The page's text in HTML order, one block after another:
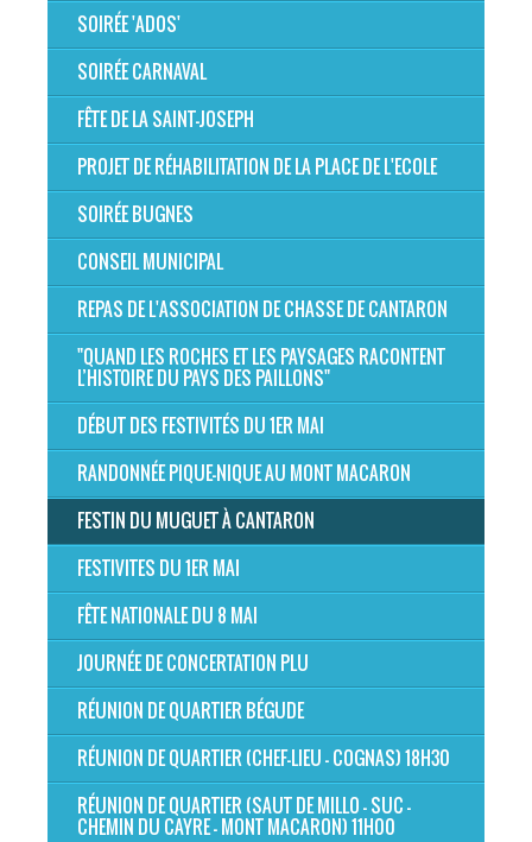
SOIRÉE 'ADOS'
SOIRÉE CARNAVAL
FÊTE DE LA SAINT-JOSEPH
PROJET DE RÉHABILITATION DE LA PLACE DE L'ECOLE
SOIRÉE BUGNES
CONSEIL MUNICIPAL
REPAS DE L'ASSOCIATION DE CHASSE DE CANTARON
"QUAND LES ROCHES ET LES PAYSAGES RACONTENT
L’HISTOIRE DU PAYS DES PAILLONS"
DÉBUT DES FESTIVITÉS DU 1ER MAI
RANDONNÉE PIQUE-NIQUE AU MONT MACARON
FESTIN DU MUGUET À CANTARON
FESTIVITES DU 1ER MAI
FÊTE NATIONALE DU 8 MAI
JOURNÉE DE CONCERTATION PLU
RÉUNION DE QUARTIER BÉGUDE
RÉUNION DE QUARTIER (CHEF-LIEU - COGNAS) 18H30
RÉUNION DE QUARTIER (SAUT DE MILLO - SUC -
CHEMIN DU CAYRE - MONT MACARON) 11H00